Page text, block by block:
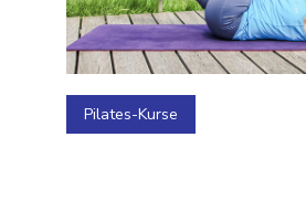
Pilates-Kurse